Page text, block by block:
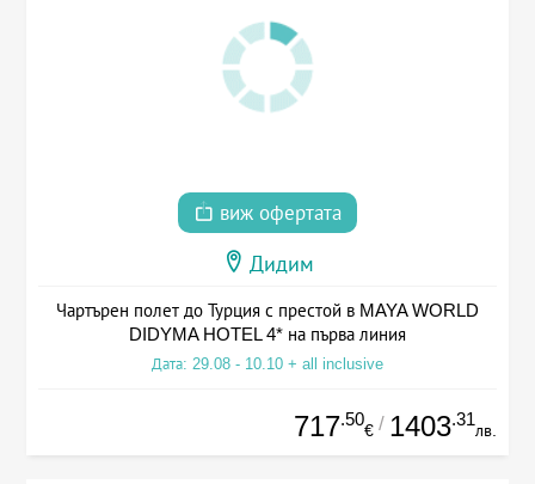
виж офертата
Дидим
Чартърен полет до Турция с престой в MAYA WORLD
DIDYMA HOTEL 4* на първа линия
Дата: 29.08 - 10.10 + all inclusive
717.50
€ / 1403.31
лв.